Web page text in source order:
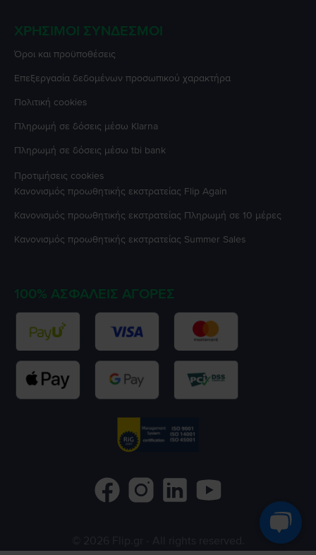
ΧΡΉΣΙΜΟΙ ΣΎΝΔΕΣΜΟΙ
Όροι και προϋποθέσεις
Επεξεργασία δεδομένων προσωπικού χαρακτήρα
Πολιτική cookies
Πληρωμή σε δόσεις μέσω Klarna
Πληρωμή σε δόσεις μέσω tbi bank
Προτιμήσεις cookies
Κανονισμός προωθητικής εκστρατείας Flip Again
Κανονισμός προωθητικής εκστρατείας Πληρωμή σε 10 μέρες
Κανονισμός προωθητικής εκστρατείας Summer Sales
100% ΑΣΦΑΛΕΊΣ ΑΓΟΡΈΣ